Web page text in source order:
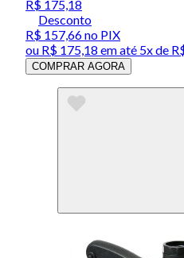
R$ 175,18
Desconto
R$ 157,66no PIX
ou R$ 175,18 em até 5x de
COMPRAR AGORA